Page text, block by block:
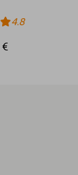
4.8
€